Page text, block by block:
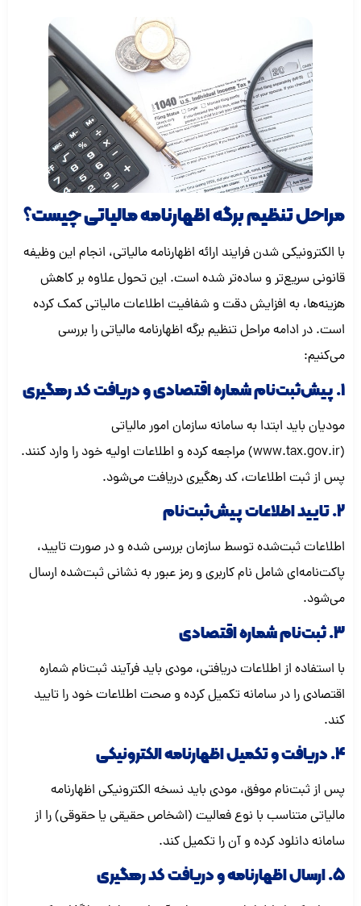
مراحل تنظیم برگه اظهارنامه مالیاتی چیست؟
با الکترونیکی شدن فرایند ارائه اظهارنامه مالیاتی، انجام این وظیفه
قانونی سریع‌تر و ساده‌تر شده است. این تحول علاوه بر کاهش
هزینه‌ها، به افزایش دقت و شفافیت اطلاعات مالیاتی کمک کرده
است. در ادامه مراحل تنظیم برگه اظهارنامه مالیاتی را بررسی
می‌کنیم:
1. پیش‌ثبت‌نام شماره اقتصادی و دریافت کد رهگیری
مودیان باید ابتدا به سامانه سازمان امور مالیاتی
(www.tax.gov.ir) مراجعه کرده و اطلاعات اولیه خود را وارد کنند.
پس از ثبت اطلاعات، کد رهگیری دریافت می‌شود.
2. تایید اطلاعات پیش‌ثبت‌نام
اطلاعات ثبت‌شده توسط سازمان بررسی شده و در صورت تایید،
پاکت‌نامه‌ای شامل نام کاربری و رمز عبور به نشانی ثبت‌شده ارسال
می‌شود.
3. ثبت‌نام شماره اقتصادی
با استفاده از اطلاعات دریافتی، مودی باید فرآیند ثبت‌نام شماره
اقتصادی را در سامانه تکمیل کرده و صحت اطلاعات خود را تایید
کند.
4. دریافت و تکمیل اظهارنامه الکترونیکی
پس از ثبت‌نام موفق، مودی باید نسخه الکترونیکی اظهارنامه
مالیاتی متناسب با نوع فعالیت (اشخاص حقیقی یا حقوقی) را از
سامانه دانلود کرده و آن را تکمیل کند.
5. ارسال اظهارنامه و دریافت کد رهگیری